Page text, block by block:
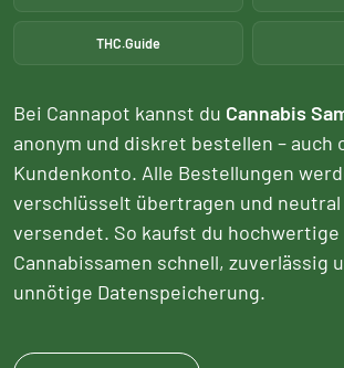
THC.Guide
Bei Cannapot kannst du Cannabis
anonym und diskret bestellen – auch
Kundenkonto. Alle Bestellungen
verschlüsselt übertragen und
versendet. So kaufst du hochwertige
Cannabissamen schnell, zuverlässig
unnötige Datenspeicherung.